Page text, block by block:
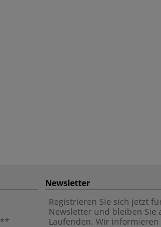
**
Newsletter
Registrieren Sie sich jetzt
Newsletter und bleiben Sie
Laufenden. Wir informieren